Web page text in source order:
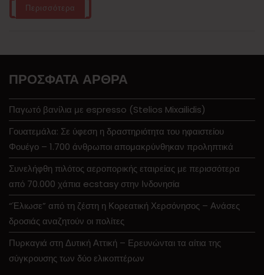
Περισσότερα
ΠΡΌΣΦΑΤΑ ΆΡΘΡΑ
Παγωτό βανίλια με espresso (Stelios Mixailidis)
Γουατεμάλα: Σε ύφεση η δραστηριότητα του ηφαιστείου
Φουέγο – 1.700 άνθρωποι απομακρύνθηκαν προληπτικά
Συνελήφθη πιλότος αεροπορικής εταιρείας με περισσότερα
από 70.000 χάπια ecstasy στην Ινδονησία
“Έλιωσε” από τη ζέστη η Κορεατική Χερσόνησος – Ανάσες
δροσιάς αναζητούν οι πολίτες
Πυρκαγιά στη Δυτική Αττική – Ερευνώνται τα αίτια της
σύγκρουσης των δύο ελικοπτέρων